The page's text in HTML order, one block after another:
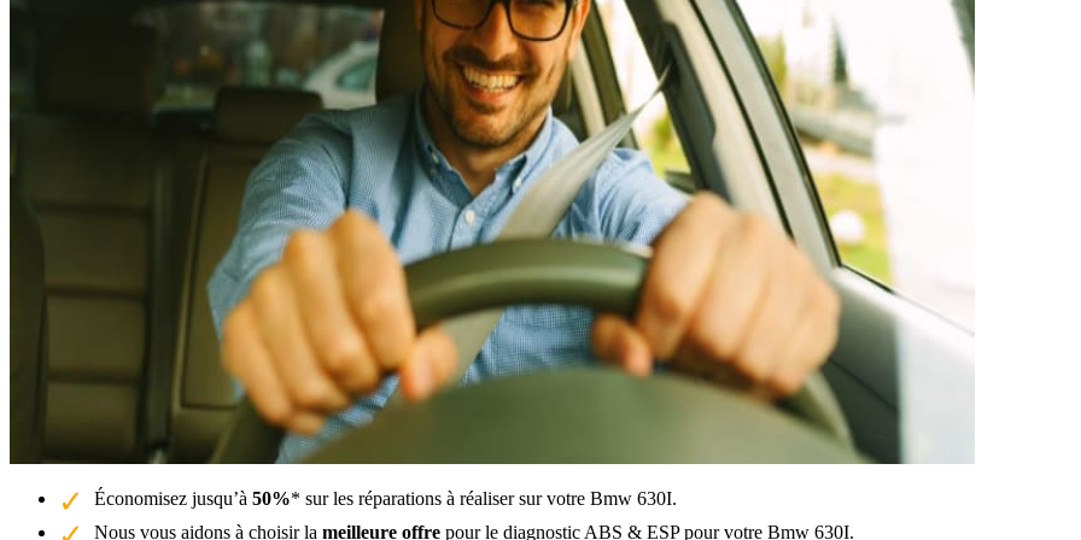
Économisez jusqu’à 50%* sur les réparations à réaliser sur votre Bmw 630I.
Nous vous aidons à choisir la meilleure offre pour le diagnostic ABS & ESP pour votre Bmw 630I.